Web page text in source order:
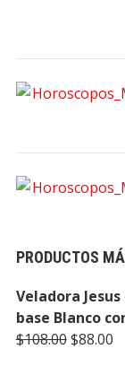
PRODUCTOS
Veladora
base Blanco
$108.00Original
$88.00